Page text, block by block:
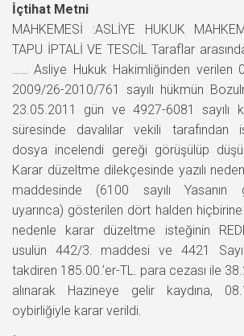
İçtihat Metni
MAHKEMESİ :ASLİYE HUKUK
TAPU İPTALİ VE TESCİL Taraflar
…… Asliye Hukuk Hakimliğinden verilen
2009/26-2010/761 sayılı hükmün
23.05.2011 gün ve 4927-6081 sayılı
süresinde davalılar vekili tarafından
dosya incelendi gereği görüşülüp
Karar düzeltme dilekçesinde yazılı
maddesinde (6100 sayılı Yasanın
uyarınca) gösterilen dört halden
nedenle karar düzeltme isteğinin
usulün 442/3. maddesi ve 4421
takdiren 185.00.’er-TL. para cezası ile
alınarak Hazineye gelir kaydına,
oybirliğiyle karar verildi.